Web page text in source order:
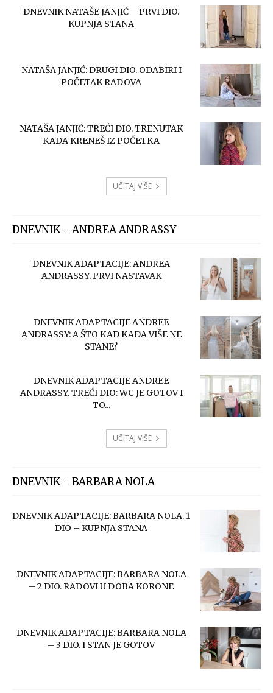
DNEVNIK NATAŠE JANJIĆ – PRVI DIO.
KUPNJA STANA
NATAŠA JANJIĆ: DRUGI DIO. ODABIRI I
POČETAK RADOVA
NATAŠA JANJIĆ: TREĆI DIO. TRENUTAK
KADA KRENEŠ IZ POČETKA
UČITAJ VIŠE
DNEVNIK - ANDREA ANDRASSY
DNEVNIK ADAPTACIJE: ANDREA
ANDRASSY. PRVI NASTAVAK
DNEVNIK ADAPTACIJE ANDREE
ANDRASSY: A ŠTO KAD KADA VIŠE NE
STANE?
DNEVNIK ADAPTACIJE ANDREE
ANDRASSY. TREĆI DIO: WC JE GOTOV I
TO...
UČITAJ VIŠE
DNEVNIK - BARBARA NOLA
DNEVNIK ADAPTACIJE: BARBARA NOLA. 1
DIO – KUPNJA STANA
DNEVNIK ADAPTACIJE: BARBARA NOLA
– 2 DIO. RADOVI U DOBA KORONE
DNEVNIK ADAPTACIJE: BARBARA NOLA
– 3 DIO. I STAN JE GOTOV